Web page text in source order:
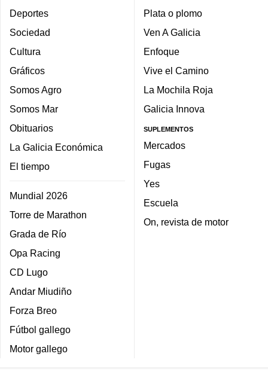
Deportes
Sociedad
Cultura
Gráficos
Somos Agro
Somos Mar
Obituarios
La Galicia Económica
El tiempo
Mundial 2026
Torre de Marathon
Grada de Río
Opa Racing
CD Lugo
Andar Miudiño
Forza Breo
Fútbol gallego
Motor gallego
Plata o plomo
Ven A Galicia
Enfoque
Vive el Camino
La Mochila Roja
Galicia Innova
SUPLEMENTOS
Mercados
Fugas
Yes
Escuela
On, revista de motor